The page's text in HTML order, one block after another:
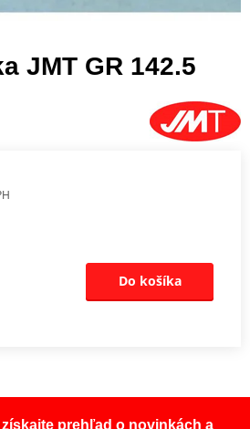
JMT GR 142.5
Do košíka
prehľad o novinkách a